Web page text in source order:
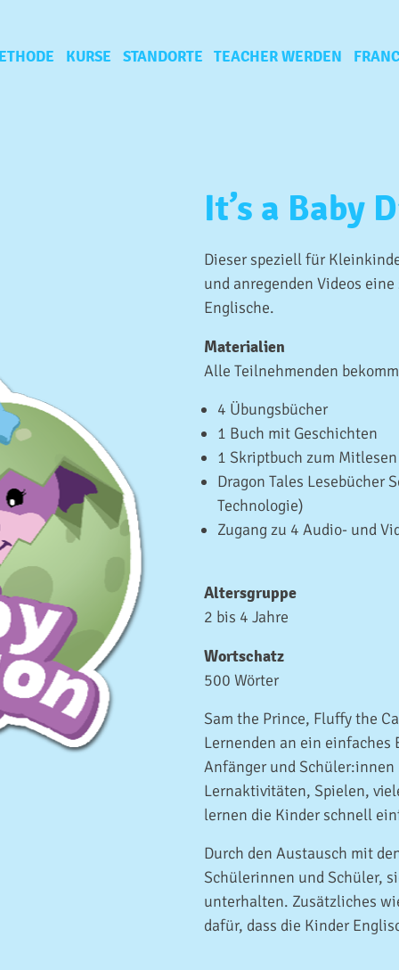
KURSE STANDORTE TEACHER WERDEN
It’s a Baby
Dieser speziell für
und anregenden Videos
Englische.
Materialien
Alle Teilnehmenden
4 Übungsbücher
1 Buch mit Geschichten
1 Skriptbuch zum
Dragon Tales Lesebücher
Technologie)
Zugang zu 4 Audio- und
Altersgruppe
2 bis 4 Jahre
Wortschatz
500 Wörter
Sam the Prince, Fluffy the
Lernenden an ein
Anfänger und
Lernaktivitäten, Spielen,
lernen die Kinder schnell
Durch den Austausch mit
Schülerinnen und Schüler,
unterhalten. Zusätzliches
dafür, dass die Kinder